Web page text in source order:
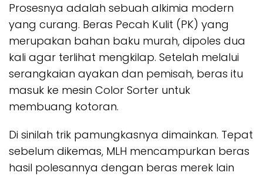
Prosesnya adalah sebuah alkimia modern
yang curang. Beras Pecah Kulit (PK) yang
merupakan bahan baku murah, dipoles dua
kali agar terlihat mengkilap. Setelah melalui
serangkaian ayakan dan pemisah, beras itu
masuk ke mesin Color Sorter untuk
membuang kotoran.
Di sinilah trik pamungkasnya dimainkan. Tepat
sebelum dikemas, MLH mencampurkan beras
hasil polesannya dengan beras merek lain